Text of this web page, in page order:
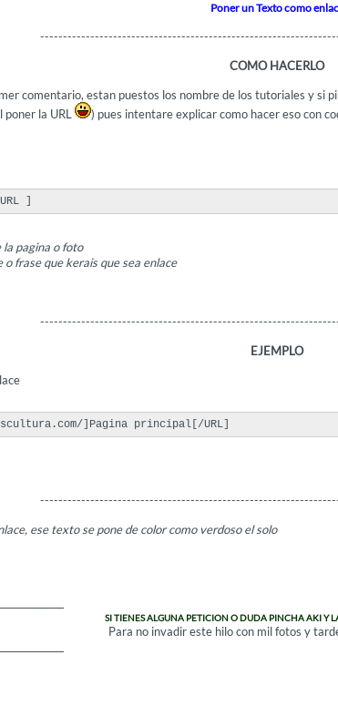
Poner un Texto como
COMO HACERLO
comentario, estan puestos los nombre de los tutoriales y si
la URL
) pues intentare explicar como hacer eso con
]
la pagina o foto
frase que kerais que sea enlace
EJEMPLO
]Pagina principal[/URL]
ese texto se pone de color como verdoso el solo
SI TIENES ALGUNA PETICION O DUDA PINCHA AKI Y
Para no invadir este hilo con mil fotos y